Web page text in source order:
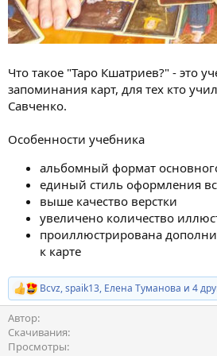
Что такое "Таро Кшатриев?" - это
запоминания карт, для тех кто
Савченко.
Особенности учебника
альбомный формат
единый стиль оформления
выше качество верстки
увеличено количество
проиллюстрирована
к карте
Р
е
а
к
ц
Bcvz,spaik13, Елена Туманова и 4
Автор
Скачивания
Просмотры